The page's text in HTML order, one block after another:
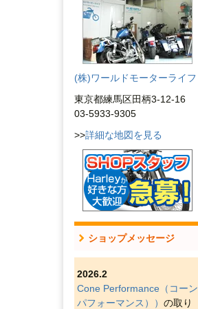
(株)ワールドモーターライフ
東京都練馬区田柄3-12-16
03-5933-9305
>>詳細な地図を見る
ショップメッセージ
2026.2
Cone Performance（コーン
パフォーマンス）） の取り